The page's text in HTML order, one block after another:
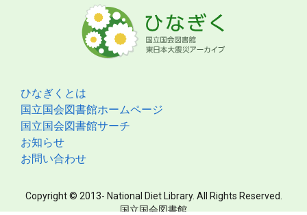
ひなぎくとは
国立国会図書館ホームページ
国立国会図書館サーチ
お知らせ
お問い合わせ
Copyright © 2013- National Diet Library. All Rights Reserved.